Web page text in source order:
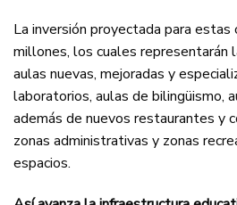
La inversión proyectada para
millones, los cuales representarán
aulas nuevas, mejoradas y
laboratorios, aulas de bilingüismo,
además de nuevos restaurantes y
zonas administrativas y zonas
espacios.